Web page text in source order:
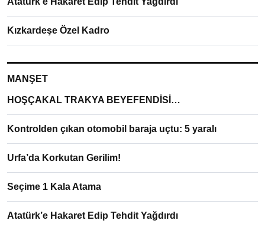
Kızkardeşe Özel Kadro
MANŞET
HOŞÇAKAL TRAKYA BEYEFENDİSİ…
Kontrolden çıkan otomobil baraja uçtu: 5 yaralı
Urfa’da Korkutan Gerilim!
Seçime 1 Kala Atama
Atatürk’e Hakaret Edip Tehdit Yağdırdı